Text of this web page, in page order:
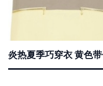
炎热夏季巧穿衣 黄色